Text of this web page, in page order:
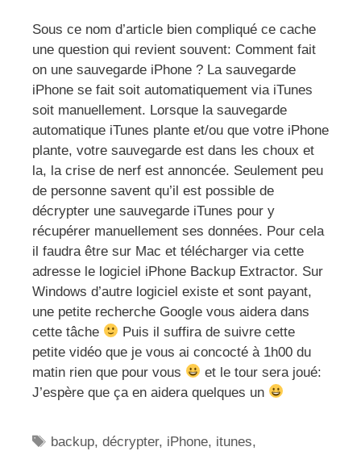
Sous ce nom d’article bien compliqué ce cache
une question qui revient souvent: Comment fait
on une sauvegarde iPhone ? La sauvegarde
iPhone se fait soit automatiquement via iTunes
soit manuellement. Lorsque la sauvegarde
automatique iTunes plante et/ou que votre iPhone
plante, votre sauvegarde est dans les choux et
la, la crise de nerf est annoncée. Seulement peu
de personne savent qu’il est possible de
décrypter une sauvegarde iTunes pour y
récupérer manuellement ses données. Pour cela
il faudra être sur Mac et télécharger via cette
adresse le logiciel iPhone Backup Extractor. Sur
Windows d’autre logiciel existe et sont payant,
une petite recherche Google vous aidera dans
cette tâche
Puis il suffira de suivre cette
petite vidéo que je vous ai concocté à 1h00 du
matin rien que pour vous
et le tour sera joué:
J’espère que ça en aidera quelques un
Étiquettes
backup,décrypter, iPhone, itunes,